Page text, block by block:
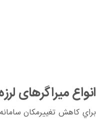
انواع میراگرهای
براي كاهش تغييرمكان